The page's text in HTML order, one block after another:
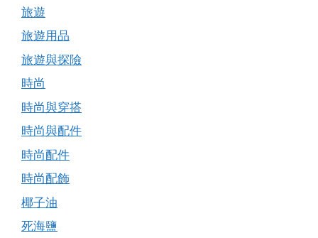
旅遊
旅遊用品
旅遊與探險
時尚
時尚與穿搭
時尚與配件
時尚配件
時尚配飾
椰子油
死海鹽